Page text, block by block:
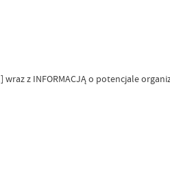
wraz z INFORMACJĄ o potencjale